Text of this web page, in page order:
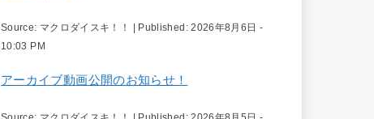
Source: マクロダイスキ！！ Published:2026年8月6日 -
10:03 PM
アーカイブ動画公開のお知らせ！